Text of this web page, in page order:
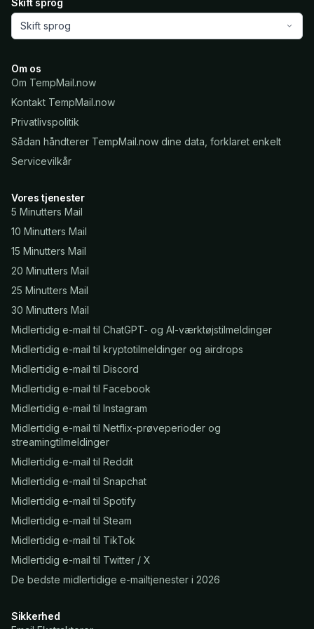
Skift sprog
Om os
Om TempMail.now
Kontakt TempMail.now
Privatlivspolitik
Sådan håndterer TempMail.now dine data, forklaret enkelt
Servicevilkår
Vores tjenester
5 Minutters Mail
10 Minutters Mail
15 Minutters Mail
20 Minutters Mail
25 Minutters Mail
30 Minutters Mail
Midlertidig e-mail til ChatGPT- og AI-værktøjstilmeldinger
Midlertidig e-mail til kryptotilmeldinger og airdrops
Midlertidig e-mail til Discord
Midlertidig e-mail til Facebook
Midlertidig e-mail til Instagram
Midlertidig e-mail til Netflix-prøveperioder og
streamingtilmeldinger
Midlertidig e-mail til Reddit
Midlertidig e-mail til Snapchat
Midlertidig e-mail til Spotify
Midlertidig e-mail til Steam
Midlertidig e-mail til TikTok
Midlertidig e-mail til Twitter / X
De bedste midlertidige e-mailtjenester i 2026
Sikkerhed